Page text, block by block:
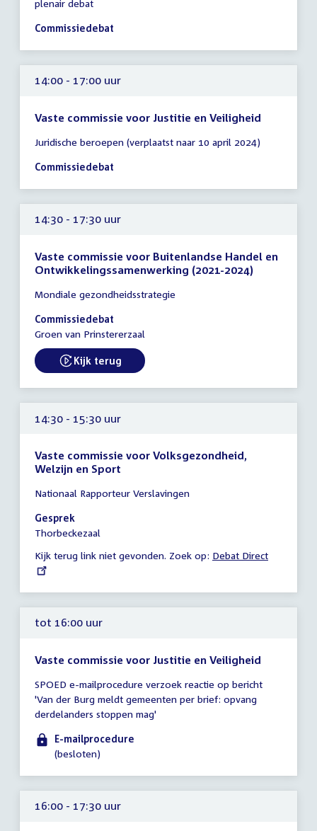
14:00
-
uur
plenair debat
Commissiedebat
14:00 - 17:00 uur
Vaste commissie voor Justitie en Veiligheid
vergadering
14:00
17:00
uur
Juridische beroepen (verplaatst naar 10 april 2024)
Commissiedebat
14:30 - 17:30 uur
Vaste commissie voor Buitenlandse Handel en
Ontwikkelingssamenwerking (2021-2024)
vergadering
14:30
-
uur
Mondiale gezondheidsstrategie
Commissiedebat
Groen van Prinstererzaal
External link:
Kijk terug
14:30 - 15:30 uur
Vaste commissie voor Volksgezondheid,
Welzijn en Sport
vergadering
14:30
-
uur
Nationaal Rapporteur Verslavingen
Gesprek
Thorbeckezaal
Kijk terug link niet gevonden. Zoek op: External
Debat Direct
tot 16:00 uur
Vaste commissie voor Justitie en Veiligheid
vergadering
tot
16:00
uur
SPOED e-mailprocedure verzoek reactie op bericht
'Van der Burg meldt gemeenten per brief: opvang
derdelanders stoppen mag'
E-mailprocedure
(besloten)
16:00 - 17:30 uur